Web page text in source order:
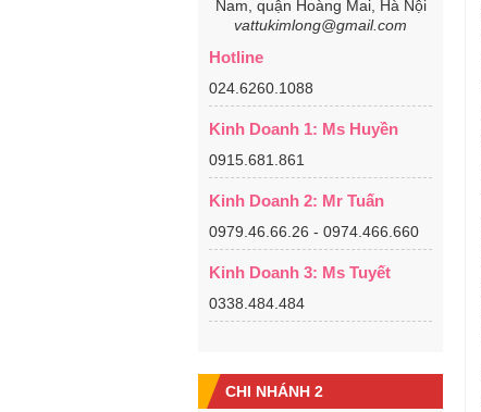
Nam, quận Hoàng Mai, Hà Nội
vattukimlong@gmail.com
Hotline
024.6260.1088
Kinh Doanh 1: Ms Huyền
0915.681.861
Kinh Doanh 2: Mr Tuấn
0979.46.66.26 - 0974.466.660
Kinh Doanh 3: Ms Tuyết
0338.484.484
CHI NHÁNH 2